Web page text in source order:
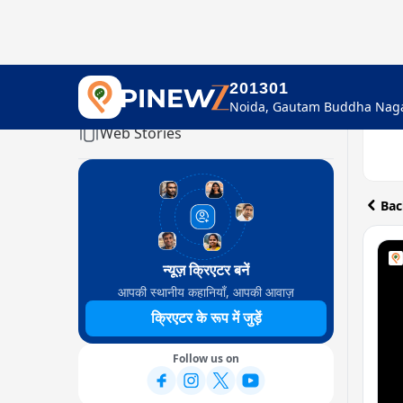
201301
Home
Web Stories
न्यूज़ क्रिएटर बनें
आपकी स्थानीय कहानियाँ, आपकी आवाज़
क्रिएटर के रूप में जुड़ें
Follow us on